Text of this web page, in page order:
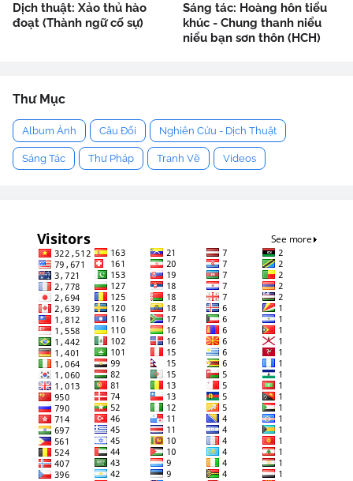
Dịch thuật: Xảo thủ hào
đoạt (Thành ngữ cố sự)
Sáng tác: Hoàng hôn tiểu
khúc - Chung thanh niểu
niểu bạn sơn thôn (HCH)
Thư Mục
Album Ảnh Câu Đối Nghiên Cứu - Dịch Thuật
Sáng Tác Thư Pháp Tranh Vẽ Videos